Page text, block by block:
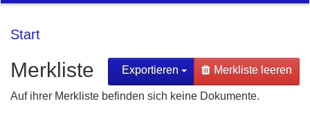
Start
Exportieren Merkliste leeren
Merkliste
Auf ihrer Merkliste befinden sich keine Dokumente.